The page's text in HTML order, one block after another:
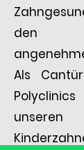
den
Als